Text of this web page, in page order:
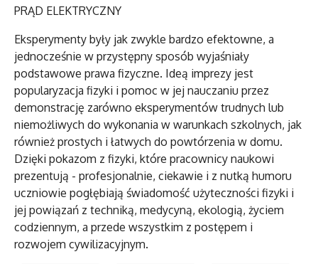
PRĄD ELEKTRYCZNY
Eksperymenty były jak zwykle bardzo efektowne, a
jednocześnie w przystępny sposób wyjaśniały
podstawowe prawa fizyczne. Ideą imprezy jest
popularyzacja fizyki i pomoc w jej nauczaniu przez
demonstrację zarówno eksperymentów trudnych lub
niemożliwych do wykonania w warunkach szkolnych, jak
również prostych i łatwych do powtórzenia w domu.
Dzięki pokazom z fizyki, które pracownicy naukowi
prezentują - profesjonalnie, ciekawie i z nutką humoru
uczniowie pogłębiają świadomość użyteczności fizyki i
jej powiązań z techniką, medycyną, ekologią, życiem
codziennym, a przede wszystkim z postępem i
rozwojem cywilizacyjnym.